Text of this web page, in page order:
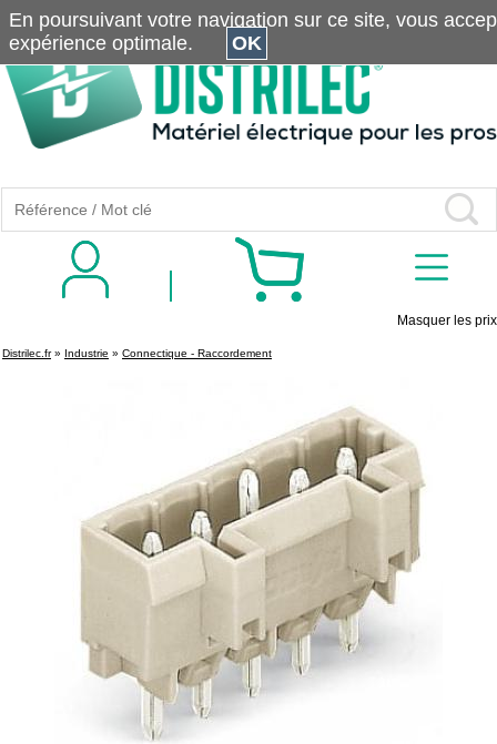
Masquer les prix
Distrilec.fr» Industrie » Connectique - Raccordement
En poursuivant votre navigation sur ce site, vous
expérience optimale.
OK